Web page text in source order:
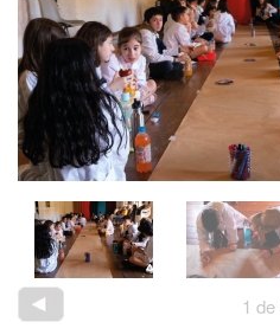
1 de